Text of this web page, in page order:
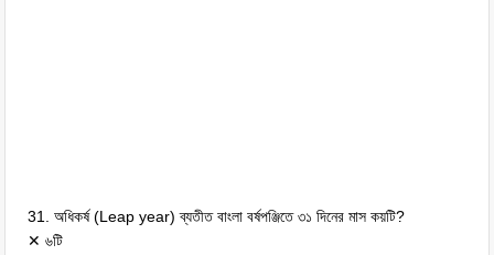
31. অধিকর্ষ (Leap year) ব্যতীত বাংলা বর্ষপঞ্জিতে ৩১ দিনের মাস কয়টি?
✕ ৬টি